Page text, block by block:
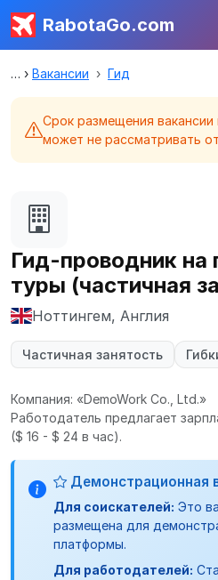
RabotaGo.com
Вакансии Гид
Срок размещения вакансии
может не рассматривать
Гид-проводник
туры (частичная
Ноттингем, Англия
Частичная занятость
Компания: «DemoWork Co., Ltd.»
Работодатель предлагает
($ 16 - $ 24 в час).
Демонстрационная
Для соискателей: Это
размещена для
платформы.
Для работодателей: